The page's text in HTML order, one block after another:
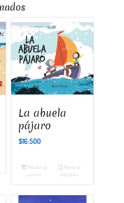
La abuela
pájaro
$16.500
Añadir al
carrito
Mostrar
detalles